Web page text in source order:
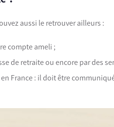
aussi le retrouver ailleurs :
compte ameli ;
de retraite ou encore par des
France : il doit être